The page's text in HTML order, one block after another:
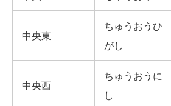
中央東
ちゅうおうひ
がし
中央西
ちゅうおうに
し